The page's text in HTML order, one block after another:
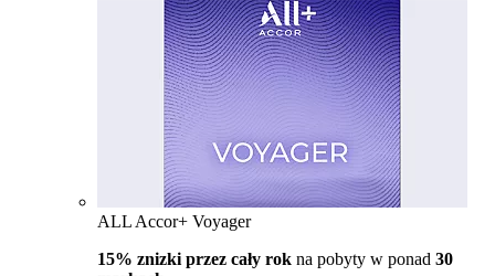
ALL Accor+ Voyager
15% znizki przez cały rok na pobyty w ponad 30